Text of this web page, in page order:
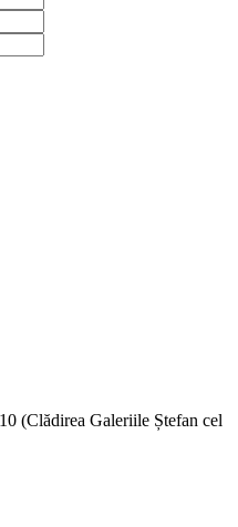
(Clădirea Galeriile Ștefan cel